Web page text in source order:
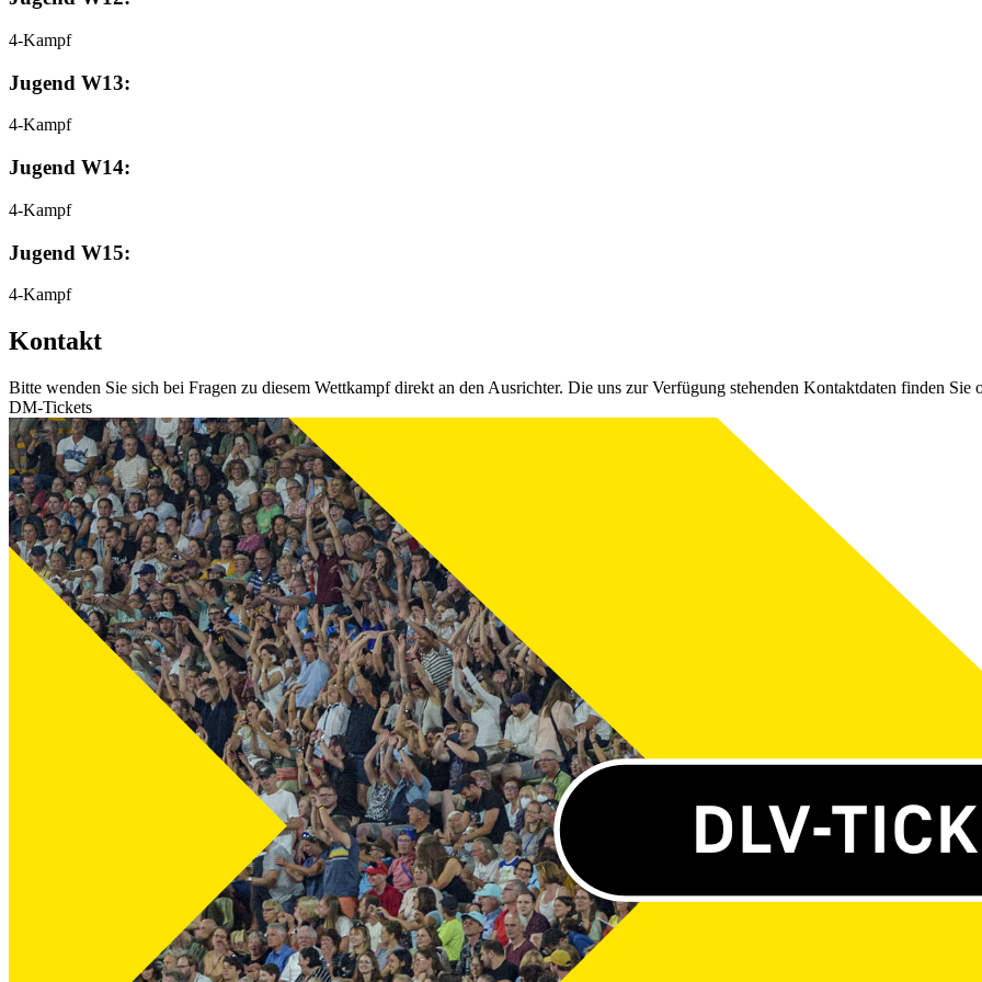
4-Kampf
Jugend W13:
4-Kampf
Jugend W14:
4-Kampf
Jugend W15:
4-Kampf
Kontakt
Bitte wenden Sie sich bei Fragen zu diesem Wettkampf direkt an den Ausrichter. Die uns zur Verfügung stehenden Kontaktdaten finden Sie
DM-Tickets